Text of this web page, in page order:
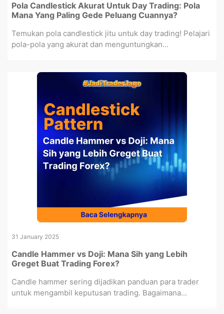
Pola Candlestick Akurat Untuk Day Trading: Pola
Mana Yang Paling Gede Peluang Cuannya?
Temukan pola candlestick jitu untuk day trading! Pelajari
pola-pola yang akurat dan menguntungkan...
31 January 2025
Candle Hammer vs Doji: Mana Sih yang Lebih
Greget Buat Trading Forex?
Candle hammer sering dijadikan panduan para trader
untuk mengambil keputusan trading. Bagaimana...